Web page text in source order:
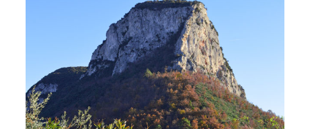
Villaggio delle Anime